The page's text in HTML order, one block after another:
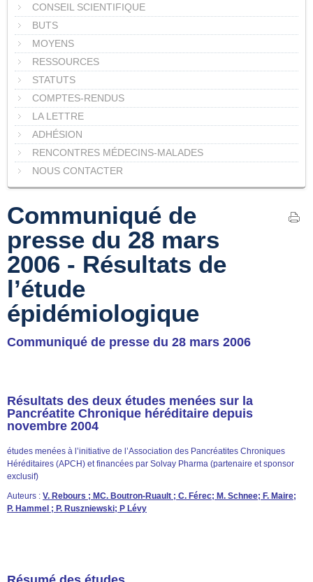
CONSEIL SCIENTIFIQUE
BUTS
MOYENS
RESSOURCES
STATUTS
COMPTES-RENDUS
LA LETTRE
ADHÉSION
RENCONTRES MÉDECINS-MALADES
NOUS CONTACTER
Communiqué de
presse du 28 mars
2006 - Résultats de
l’étude
épidémiologique
Communiqué de presse du 28 mars 2006
Résultats des deux études menées sur la
Pancréatite Chronique héréditaire depuis
novembre 2004
études menées à l’initiative de l’Association des Pancréatites Chroniques
Héréditaires (APCH) et financées par Solvay Pharma (partenaire et sponsor
exclusif)
Auteurs : V. Rebours ; MC. Boutron-Ruault ; C. Férec; M. Schnee; F. Maire;
P. Hammel ; P. Ruszniewski; P Lévy